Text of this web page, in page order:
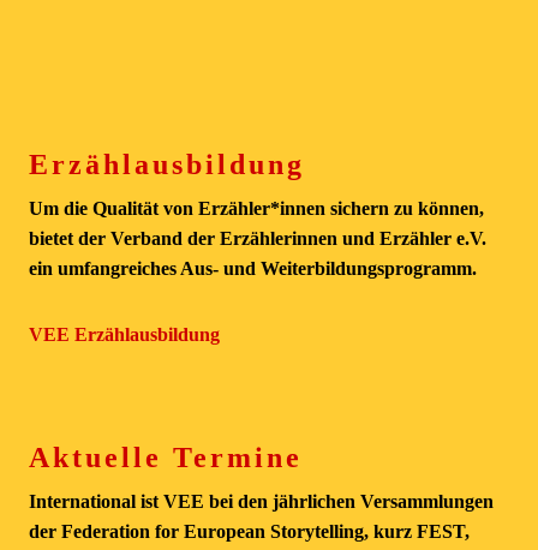
Erzählausbildung
Um die Qualität von Erzähler*innen sichern zu können,
bietet der Verband der Erzählerinnen und Erzähler e.V.
ein umfangreiches Aus- und Weiterbildungsprogramm.
VEE Erzählausbildung
Aktuelle Termine
International ist VEE bei den jährlichen Versammlungen
der Federation for European Storytelling, kurz FEST,